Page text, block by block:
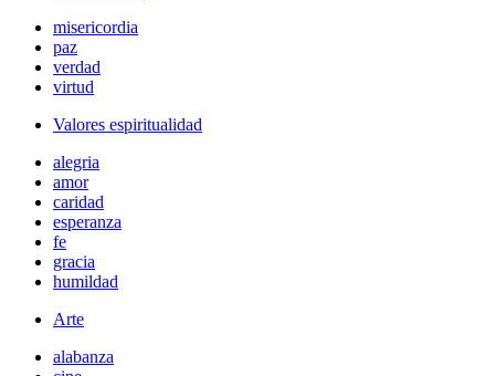
misericordia
paz
verdad
virtud
Valores espiritualidad
alegria
amor
caridad
esperanza
fe
gracia
humildad
Arte
alabanza